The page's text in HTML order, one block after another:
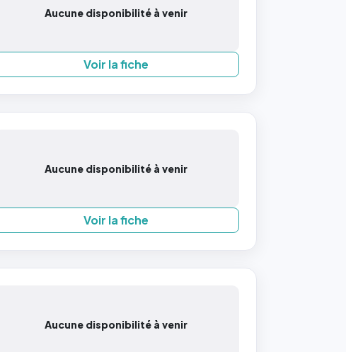
Aucune disponibilité à venir
Voir la fiche
Aucune disponibilité à venir
Voir la fiche
Aucune disponibilité à venir